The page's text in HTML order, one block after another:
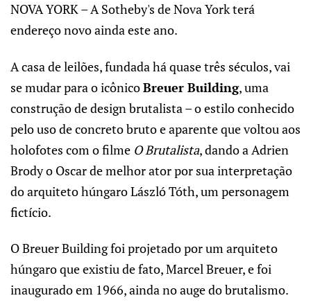
NOVA YORK – A Sotheby's de Nova York terá
endereço novo ainda este ano.
A casa de leilões, fundada há quase três séculos, vai
se mudar para o icônicoBreuer Building, uma
construção de design brutalista – o estilo conhecido
pelo uso de concreto bruto e aparente que voltou aos
holofotes com o filme O Brutalista, dando a Adrien
Brody o Oscar de melhor ator por sua interpretação
do arquiteto húngaro László Tóth, um personagem
fictício.
O Breuer Building foi projetado por um arquiteto
húngaro que existiu de fato, Marcel Breuer, e foi
inaugurado em 1966, ainda no auge do brutalismo.